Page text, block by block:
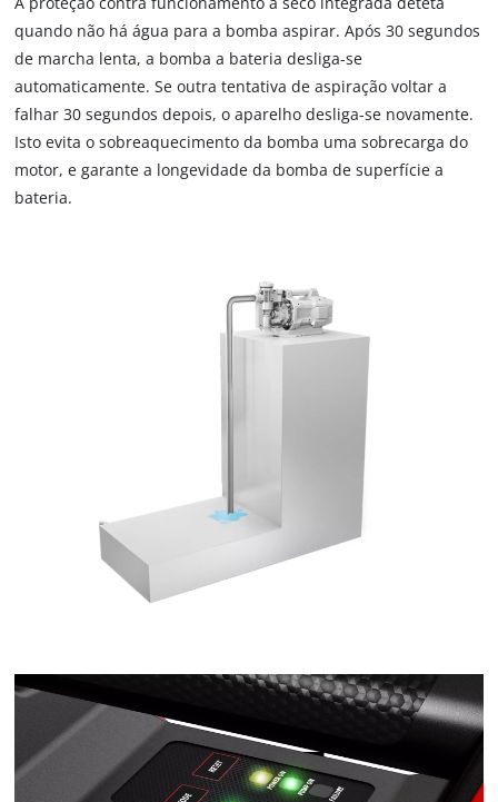
This content is not permitted to load due
to trackers that are not disclosed to the
visitor. The website owner needs to setup
the site with their CMP to add this content
to the list of technologies used.
Management Platform
quando não há água para a bomba aspirar. Após 30 segundos
de marcha lenta, a bomba a bateria desliga-se
automaticamente. Se outra tentativa de aspiração voltar a
falhar 30 segundos depois, o aparelho desliga-se novamente.
Isto evita o sobreaquecimento da bomba uma sobrecarga do
motor, e garante a longevidade da bomba de superfície a
bateria.